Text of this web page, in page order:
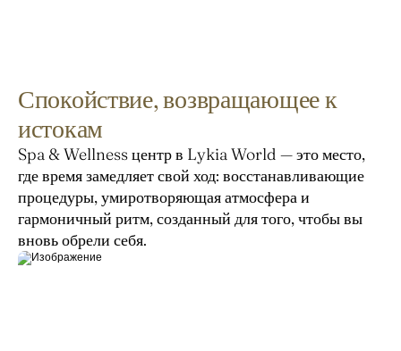
Спокойствие, возвращающее к
истокам
Spa & Wellness центр в Lykia World — это место,
где время замедляет свой ход: восстанавливающие
процедуры, умиротворяющая атмосфера и
гармоничный ритм, созданный для того, чтобы вы
вновь обрели себя.